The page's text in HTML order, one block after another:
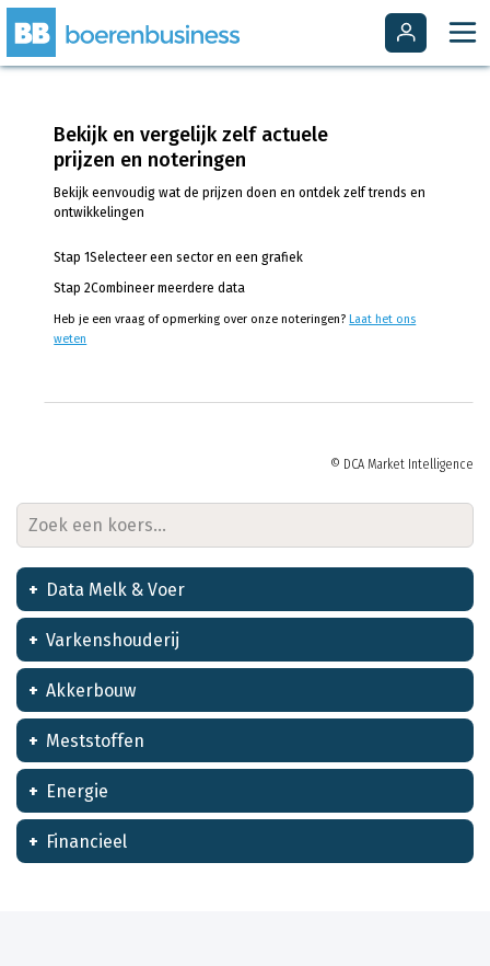
Bekijk en vergelijk zelf actuele
prijzen en noteringen
Bekijk eenvoudig wat de prijzen doen en ontdek zelf trends en
ontwikkelingen
Stap 1Selecteer een sector en een grafiek
Stap 2Combineer meerdere data
Heb je een vraag of opmerking over onze noteringen?Laat het ons
weten
Data Melk & Voer
Varkenshouderij
Akkerbouw
Meststoffen
Energie
Financieel